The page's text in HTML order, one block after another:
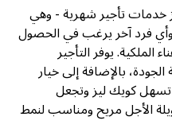
خدمات تأجير شهرية - وهي
وأي فرد آخر يرغب في الحصول
يوفر التأجير
بالإضافة إلى خيار
تسهل كويك ليز وتجعل
الأجل مريح ومناسب لنمط